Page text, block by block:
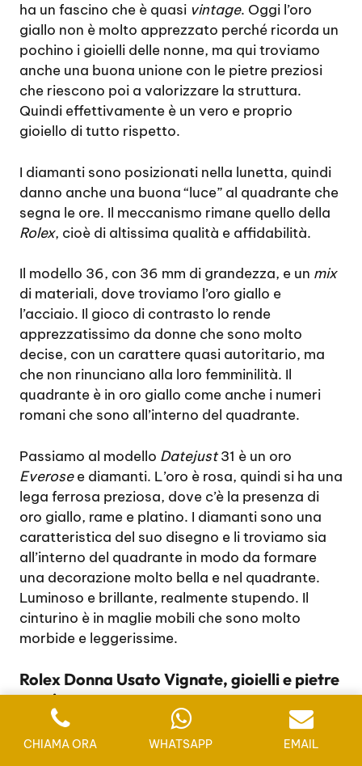
ha un fascino che è quasi vintage. Oggi l’oro
giallo non è molto apprezzato perché ricorda un
pochino i gioielli delle nonne, ma qui troviamo
anche una buona unione con le pietre preziosi
che riescono poi a valorizzare la struttura.
Quindi effettivamente è un vero e proprio
gioiello di tutto rispetto.
I diamanti sono posizionati nella lunetta, quindi
danno anche una buona “luce” al quadrante che
segna le ore. Il meccanismo rimane quello della
Rolex, cioè di altissima qualità e affidabilità.
Il modello 36, con 36 mm di grandezza, e un mix
di materiali, dove troviamo l’oro giallo e
l’acciaio. Il gioco di contrasto lo rende
apprezzatissimo da donne che sono molto
decise, con un carattere quasi autoritario, ma
che non rinunciano alla loro femminilità. Il
quadrante è in oro giallo come anche i numeri
romani che sono all’interno del quadrante.
Passiamo al modello Datejust31 è un oro
Everosee diamanti. L’oro è rosa, quindi si ha una
lega ferrosa preziosa, dove c’è la presenza di
oro giallo, rame e platino. I diamanti sono una
caratteristica del suo disegno e li troviamo sia
all’interno del quadrante in modo da formare
una decorazione molto bella e nel quadrante.
Luminoso e brillante, realmente stupendo. Il
cinturino è in maglie mobili che sono molto
morbide e leggerissime.
Rolex Donna Usato Vignate, gioielli e pietre
preziose
Esistono due modelli che sono i padroni
CHIAMA ORA WHATSAPP EMAIL